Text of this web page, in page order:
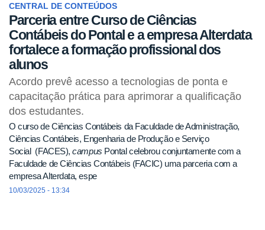
CENTRAL DE CONTEÚDOS
Parceria entre Curso de Ciências
Contábeis do Pontal e a empresa Alterdata
fortalece a formação profissional dos
alunos
Acordo prevê acesso a tecnologias de ponta e
capacitação prática para aprimorar a qualificação
dos estudantes.
O curso de Ciências Contábeis da Faculdade de Administração,
Ciências Contábeis, Engenharia de Produção e Serviço
Social (FACES),campus Pontal celebrou conjuntamente com a
Faculdade de Ciências Contábeis (FACIC) uma parceria com a
empresa Alterdata, espe
10/03/2025 - 13:34